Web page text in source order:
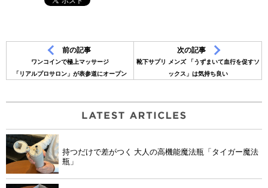
前の記事
ワンコインで極上マッサージ
「リアルプロサロン」が表参道にオープン
次の記事
靴下サプリ メンズ 「うずまいて血行を促すソ
ックス」は気持ち良い
持つだけで差がつく 大人の高機能魔法瓶「タイガー魔法
瓶」